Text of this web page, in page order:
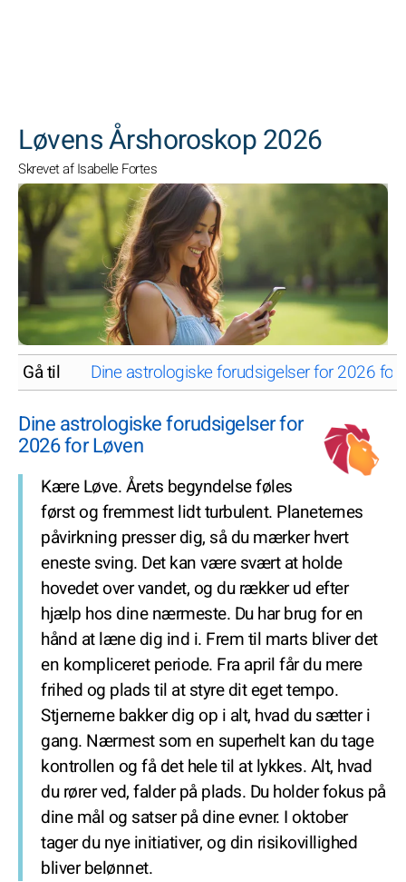
Løvens Årshoroskop 2026
Skrevet af Isabelle Fortes
Gå til Dine astrologiske forudsigelser for 2026 for
Dine astrologiske forudsigelser for
2026 for Løven
Kære Løve. Årets begyndelse føles
først og fremmest lidt turbulent. Planeternes
påvirkning presser dig, så du mærker hvert
eneste sving. Det kan være svært at holde
hovedet over vandet, og du rækker ud efter
hjælp hos dine nærmeste. Du har brug for en
hånd at læne dig ind i. Frem til marts bliver det
en kompliceret periode. Fra april får du mere
frihed og plads til at styre dit eget tempo.
Stjernerne bakker dig op i alt, hvad du sætter i
gang. Nærmest som en superhelt kan du tage
kontrollen og få det hele til at lykkes. Alt, hvad
du rører ved, falder på plads. Du holder fokus på
dine mål og satser på dine evner. I oktober
tager du nye initiativer, og din risikovillighed
bliver belønnet.